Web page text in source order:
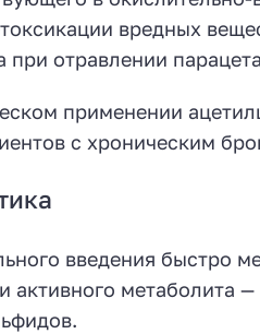
вредных
при отравлении
применении
с хроническим
введения быстро
активного метаболита